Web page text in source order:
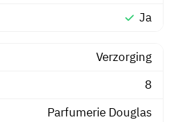
Ja
Verzorging
8
Parfumerie Douglas